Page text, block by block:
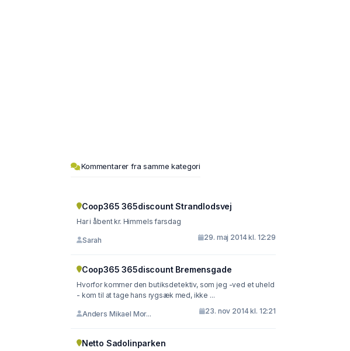
Kommentarer fra samme kategori
Coop365 365discount Strandlodsvej
Har i åbent kr. Himmels farsdag
Sarah 29. maj 2014 kl. 12:29
Coop365 365discount Bremensgade
Hvorfor kommer den butiksdetektiv, som jeg -ved et uheld
- kom til at tage hans rygsæk med, ikke ...
Anders Mikael Mor... 23. nov 2014 kl. 12:21
Netto Sadolinparken